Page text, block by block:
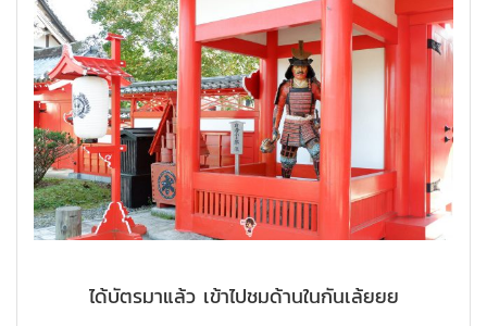
ได้บัตรมาแล้ว เข้าไปชมด้านในกันเล้ยยย